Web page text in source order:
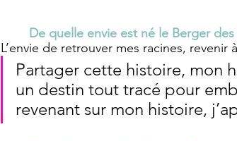
De quelle envie est né le Berger des
L’envie de retrouver mes racines, revenir
Partager cette histoire, mon
un destin tout tracé pour
revenant sur mon histoire,